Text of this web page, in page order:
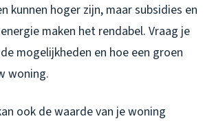
kunnen hoger zijn, maar subsidies en
maken het rendabel. Vraag je
mogelijkheden en hoe een groen
woning.
ook de waarde van je woning